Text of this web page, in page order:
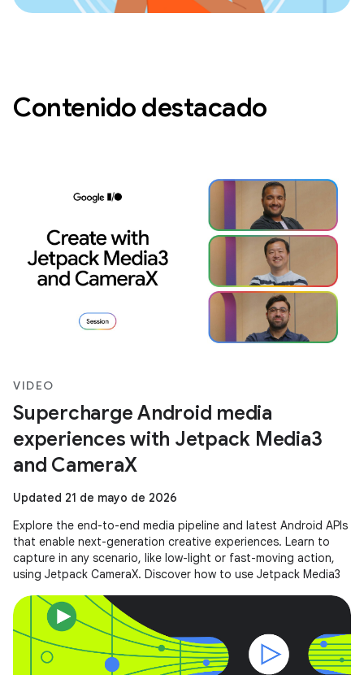
Contenido destacado
VIDEO
Supercharge Android media
experiences with Jetpack Media3
and CameraX
Updated 21 de mayo de 2026
Explore the end-to-end media pipeline and latest Android APIs
that enable next-generation creative experiences. Learn to
capture in any scenario, like low-light or fast-moving action,
using Jetpack CameraX. Discover how to use Jetpack Media3